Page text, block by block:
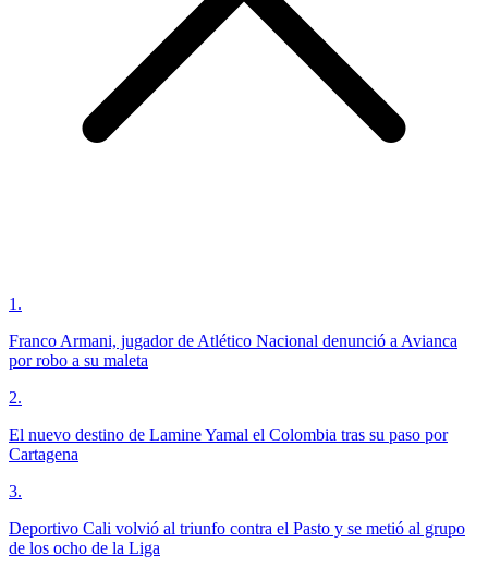
1 .
Franco Armani, jugador de Atlético Nacional denunció a Avianca
por robo a su maleta
2.
El nuevo destino de Lamine Yamal el Colombia tras su paso por
Cartagena
3.
Deportivo Cali volvió al triunfo contra el Pasto y se metió al grupo
de los ocho de la Liga